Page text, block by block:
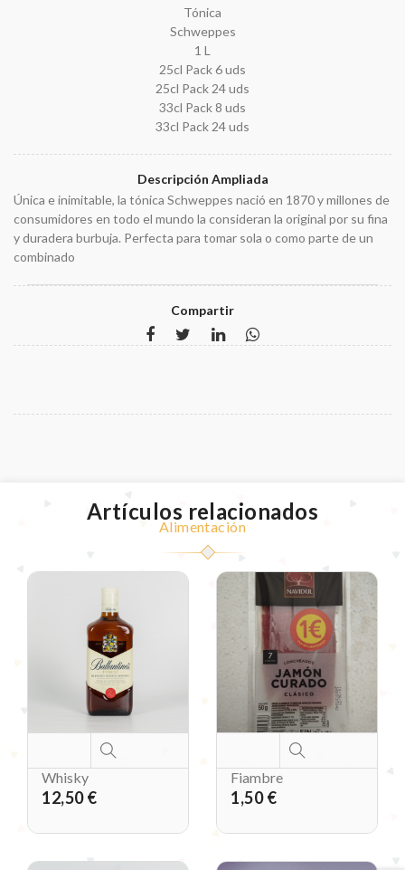
Tónica
Schweppes
1 L
25cl Pack 6 uds
25cl Pack 24 uds
33cl Pack 8 uds
33cl Pack 24 uds
Descripción Ampliada
Única e inimitable, la tónica Schweppes nació en 1870 y millones de
consumidores en todo el mundo la consideran la original por su fina
y duradera burbuja. Perfecta para tomar sola o como parte de un
combinado
Compartir
Artículos relacionados
Alimentación
Whisky
12,50 €
Fiambre
1,50 €